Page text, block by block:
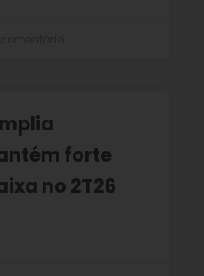
forte
no 2T26